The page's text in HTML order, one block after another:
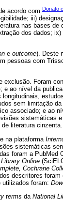
acordo com Donato
iii)
nas bases de
dos dados;
e outcome). Deste
pessoas com
Foram
e ao nível da
sem limitação
associado; e ao
sistemáticas
literatura cinzenta.
e na plataforma
sistemáticas
foram a PubMed
Online
Cochrane
descritores foram
utilizados foram:
terms da National